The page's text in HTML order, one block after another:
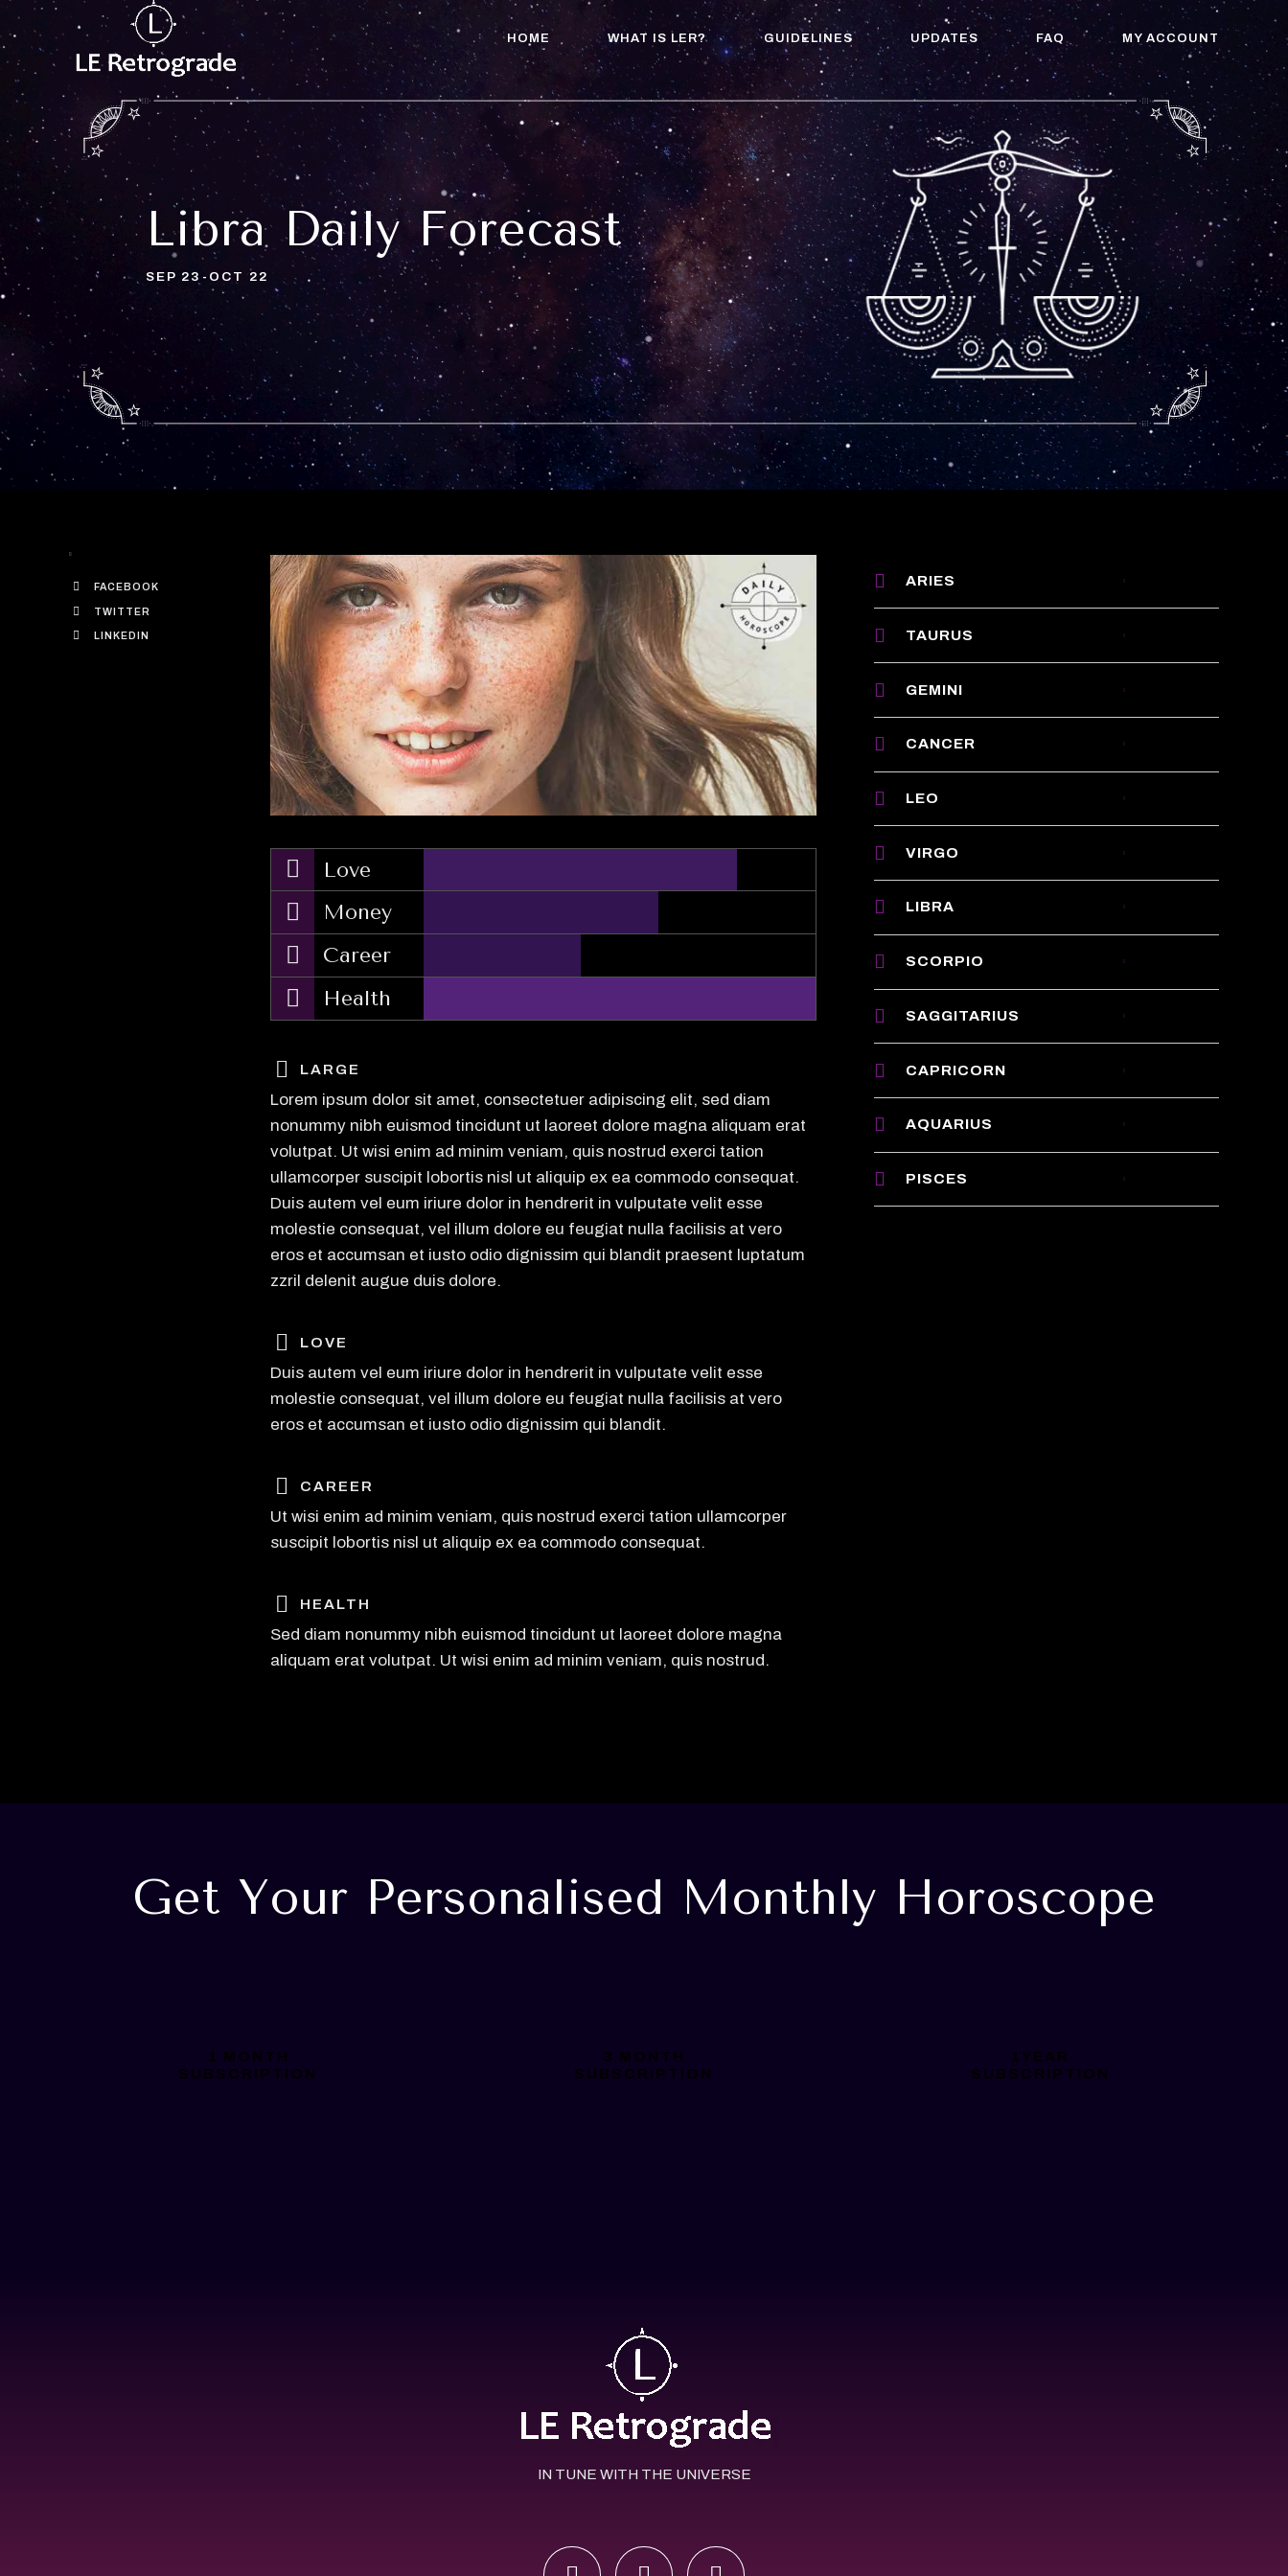
HOME WHAT IS LER? GUIDELINES UPDATES FAQ MY ACCOUNT
Libra Daily Forecast
SEP 23-OCT 22
FACEBOOK
TWITTER
LINKEDIN
Love
Money
Career
Health
LARGE
Lorem ipsum dolor sit amet, consectetuer adipiscing elit, sed diam
nonummy nibh euismod tincidunt ut laoreet dolore magna aliquam erat
volutpat. Ut wisi enim ad minim veniam, quis nostrud exerci tation
ullamcorper suscipit lobortis nisl ut aliquip ex ea commodo consequat.
Duis autem vel eum iriure dolor in hendrerit in vulputate velit esse
molestie consequat, vel illum dolore eu feugiat nulla facilisis at vero
eros et accumsan et iusto odio dignissim qui blandit praesent luptatum
zzril delenit augue duis dolore.
LOVE
Duis autem vel eum iriure dolor in hendrerit in vulputate velit esse
molestie consequat, vel illum dolore eu feugiat nulla facilisis at vero
eros et accumsan et iusto odio dignissim qui blandit.
CAREER
Ut wisi enim ad minim veniam, quis nostrud exerci tation ullamcorper
suscipit lobortis nisl ut aliquip ex ea commodo consequat.
HEALTH
Sed diam nonummy nibh euismod tincidunt ut laoreet dolore magna
aliquam erat volutpat. Ut wisi enim ad minim veniam, quis nostrud.
ARIES
TAURUS
GEMINI
CANCER
LEO
VIRGO
LIBRA
SCORPIO
SAGGITARIUS
CAPRICORN
AQUARIUS
PISCES
Get Your Personalised Monthly Horoscope
1 MONTH
SUBSCRIPTION
3 MONTH
SUBSCRIPTION
1YEAR
SUBSCRIPTION
IN TUNE WITH THE UNIVERSE